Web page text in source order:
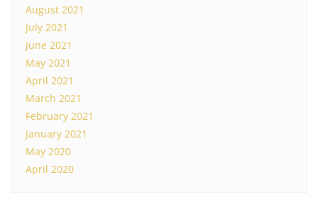
August 2021
July 2021
June 2021
May 2021
April 2021
March 2021
February 2021
January 2021
May 2020
April 2020